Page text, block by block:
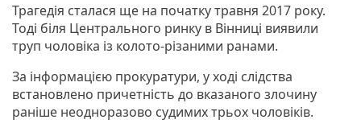
Трагедія сталася ще на початку травня 2017 року.
Тоді біля Центрального ринку в Вінниці виявили
труп чоловіка із колото-різаними ранами.
За інформацією прокуратури, у ході слідства
встановлено причетність до вказаного злочину
раніше неодноразово судимих трьох чоловіків.